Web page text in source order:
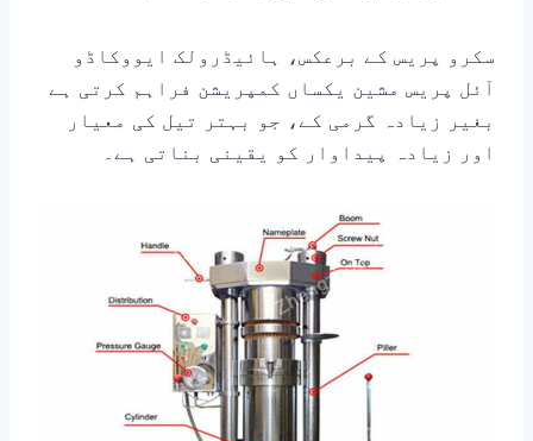
سکرو پریس کے برعکس، ہائیڈرولک ایووکاڈو
آئل پریس مشین یکساں کمپریشن فراہم کرتی ہے
بغیر زیادہ گرمی کے، جو بہتر تیل کی معیار
اور زیادہ پیداوار کو یقینی بناتی ہے۔